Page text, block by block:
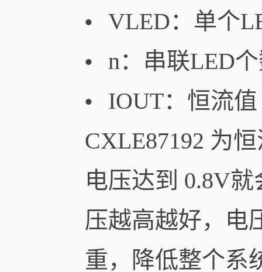
• VLED​：单个
• n：串联LED
• IOUT​：恒流
CXLE87192 为
电压达到 0.8V
压越高越好，电
重，降低整个系